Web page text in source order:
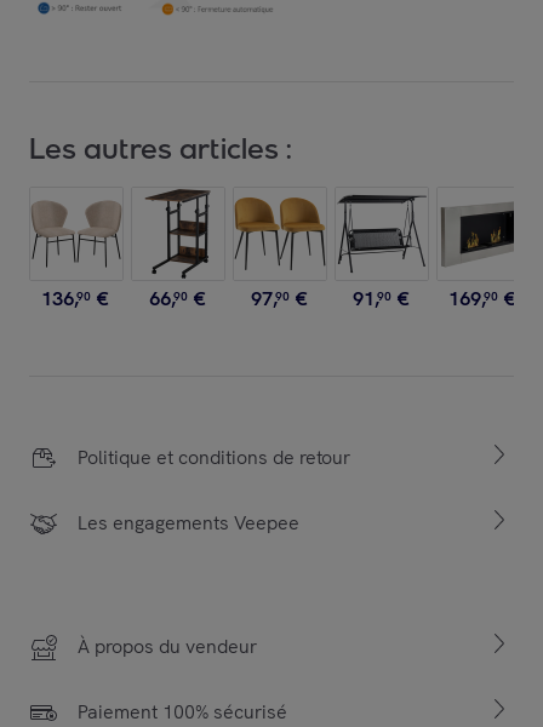
Les autres articles :
136,90 € 66,90 € 97,90 € 91,90 € 169,90 €
Politique et conditions de retour
Les engagements Veepee
À propos du vendeur
Paiement 100% sécurisé